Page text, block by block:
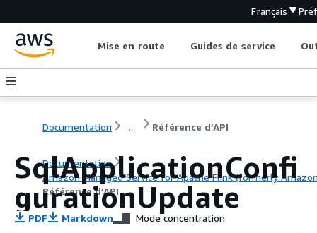
Français
Mise en route Guides de service
Documentation ... Référence d’API
Documentation
Amazon Managed Service for Apache Flink (formerly
Référence d’API
SqlApplicationConfi
gurationUpdate
PDF Markdown Mode concentration